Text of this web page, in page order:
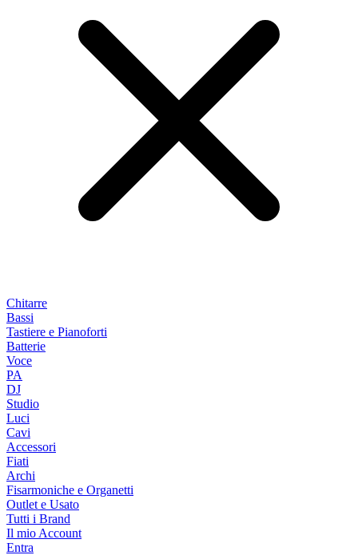
Chitarre
Bassi
Tastiere e Pianoforti
Batterie
Voce
PA
DJ
Studio
Luci
Cavi
Accessori
Fiati
Archi
Fisarmoniche e Organetti
Outlet e Usato
Tutti i Brand
Il mio Account
Entra